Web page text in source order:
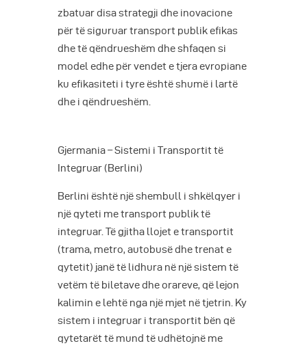
zbatuar disa strategji dhe inovacione
për të siguruar transport publik efikas
dhe të qëndrueshëm dhe shfaqen si
model edhe për vendet e tjera evropiane
ku efikasiteti i tyre është shumë i lartë
dhe i qëndrueshëm.
Gjermania – Sistemi i Transportit të
Integruar (Berlini)
Berlini është një shembull i shkëlqyer i
një qyteti me transport publik të
integruar. Të gjitha llojet e transportit
(trama, metro, autobusë dhe trenat e
qytetit) janë të lidhura në një sistem të
vetëm të biletave dhe orareve, që lejon
kalimin e lehtë nga një mjet në tjetrin. Ky
sistem i integruar i transportit bën që
qytetarët të mund të udhëtojnë me